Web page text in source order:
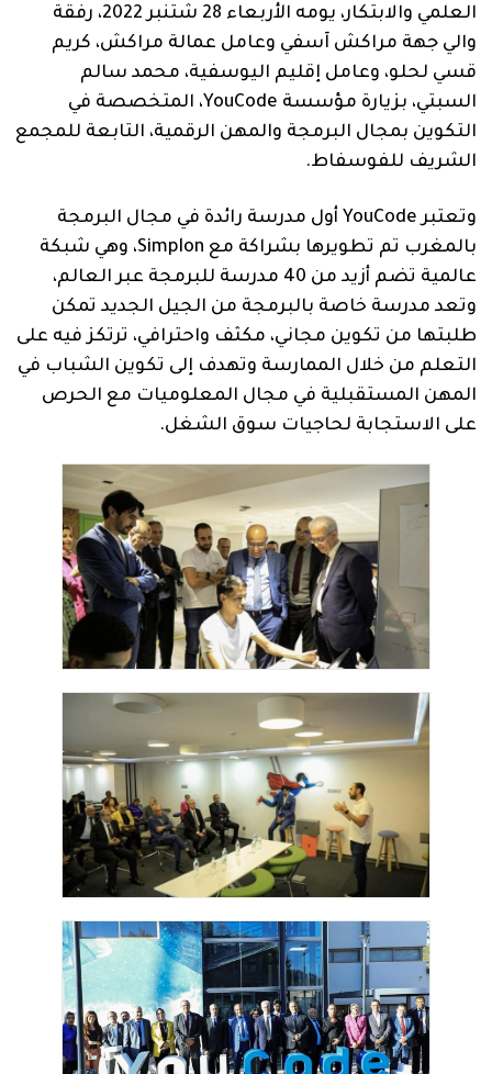
العلمي والابتكار، يومه الأربعاء 28 شتنبر 2022، رفقة
والي جهة مراكش آسفي وعامل عمالة مراكش، كريم
قسي لحلو، وعامل إقليم اليوسفية، محمد سالم
السبتي، بزيارة مؤسسة YouCode، المتخصصة في
التكوين بمجال البرمجة والمهن الرقمية، التابعة للمجمع
الشريف للفوسفاط.
وتعتبر YouCode أول مدرسة رائدة في مجال البرمجة
بالمغرب تم تطويرها بشراكة مع Simplon، وهي شبكة
عالمية تضم أزيد من 40 مدرسة للبرمجة عبر العالم،
وتعد مدرسة خاصة بالبرمجة من الجيل الجديد تمكن
طلبتها من تكوين مجاني، مكثف واحترافي، ترتكز فيه على
التعلم من خلال الممارسة وتهدف إلى تكوين الشباب في
المهن المستقبلية في مجال المعلوميات مع الحرص
على الاستجابة لحاجيات سوق الشغل.